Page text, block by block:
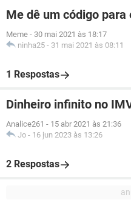
Me dê um código
Meme - 30 mai 2021 às 18:17
ninha25 - 31 mai 2021 às 08:11
1 Respostas
Dinheiro infinito no
Analice261 - 15 abr 2021 às 21:36
Jo - 16 jun 2023 às 13:26
2 Respostas